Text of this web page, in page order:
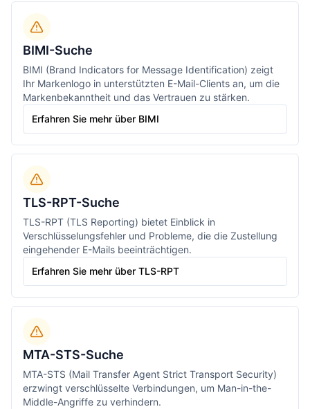
BIMI-Suche
BIMI (Brand Indicators for Message Identification) zeigt
Ihr Markenlogo in unterstützten E-Mail-Clients an, um die
Markenbekanntheit und das Vertrauen zu stärken.
Erfahren Sie mehr über BIMI
TLS-RPT-Suche
TLS-RPT (TLS Reporting) bietet Einblick in
Verschlüsselungsfehler und Probleme, die die Zustellung
eingehender E-Mails beeinträchtigen.
Erfahren Sie mehr über TLS-RPT
MTA-STS-Suche
MTA-STS (Mail Transfer Agent Strict Transport Security)
erzwingt verschlüsselte Verbindungen, um Man-in-the-
Middle-Angriffe zu verhindern.